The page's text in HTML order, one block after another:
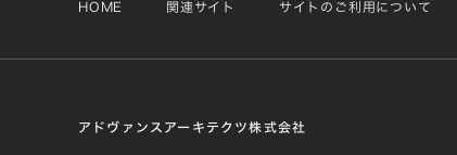
HOME 関連サイト サイトのご利用について
アドヴァンスアーキテクツ株式会社